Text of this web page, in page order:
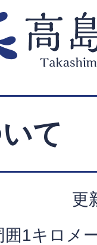
て
更
1キロメ